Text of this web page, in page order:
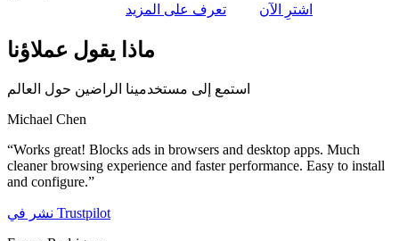
تعرف على المزيد
اشترِ الآن
ماذا يقول عملاؤنا
استمع إلى مستخدمينا الراضين حول العالم
Michael Chen
“Works great! Blocks ads in browsers and desktop apps. Much
cleaner browsing experience and faster performance. Easy to install
and configure.”
نشر في Trustpilot